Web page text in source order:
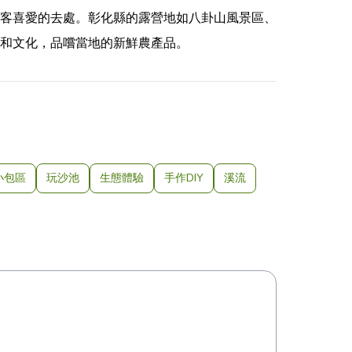
愛的去處。彰化縣的露營地如八卦山風景區、
化，品嚐當地的新鮮農產品。
包區 玩沙池 生態體驗 手作DIY 溪流